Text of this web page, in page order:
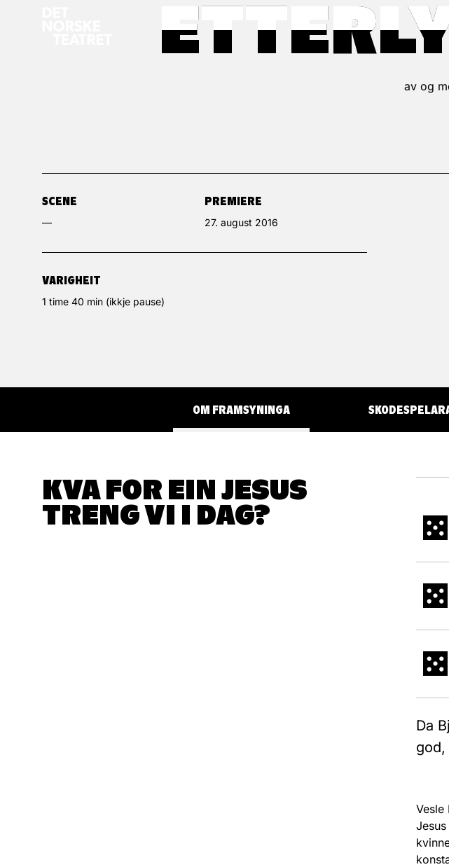
av og
SCENE
—
PREMIERE
27. august 2016
VARIGHEIT
1 time 40 min (ikkje pause)
OM FRAMSYNINGA
KVA FOR EIN JESUS
TRENG VI I DAG?
Da
Vesle